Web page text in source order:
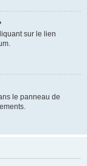
sur le lien
le panneau de